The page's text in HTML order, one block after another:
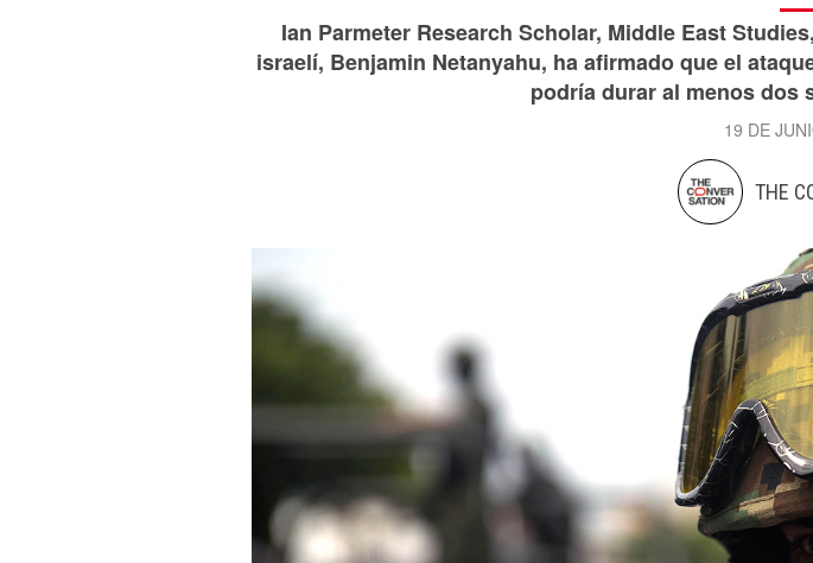
Ian Parmeter Research Scholar, Middle East
israelí, Benjamin Netanyahu, ha afirmado que el
podría durar al menos dos
19 DE
THE